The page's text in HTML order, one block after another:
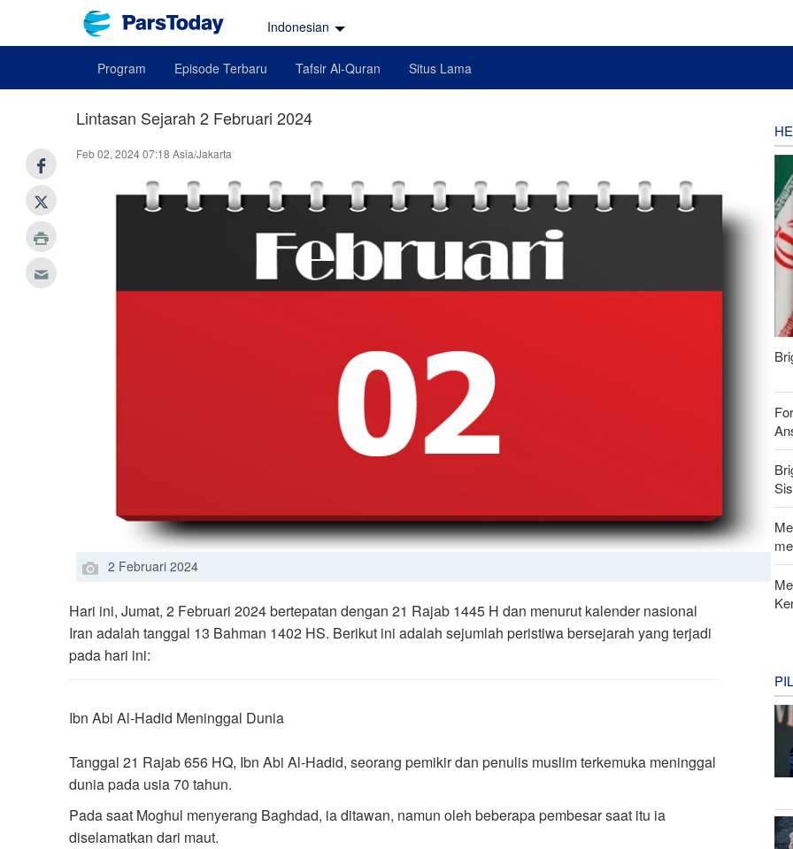
Indonesian
Program Episode Terbaru Tafsir Al-Quran Situs Lama
Lintasan Sejarah 2 Februari 2024
Feb 02, 2024 07:18 Asia/Jakarta
2 Februari 2024
Hari ini, Jumat, 2 Februari 2024 bertepatan dengan 21 Rajab 1445 H dan menurut kalender nasional
Iran adalah tanggal 13 Bahman 1402 HS. Berikut ini adalah sejumlah peristiwa bersejarah yang terjadi
pada hari ini:
Ibn Abi Al-Hadid Meninggal Dunia
Tanggal 21 Rajab 656 HQ, Ibn Abi Al-Hadid, seorang pemikir dan penulis muslim terkemuka meninggal
dunia pada usia 70 tahun.
Pada saat Moghul menyerang Baghdad, ia ditawan, namun oleh beberapa pembesar saat itu ia
diselamatkan dari maut.